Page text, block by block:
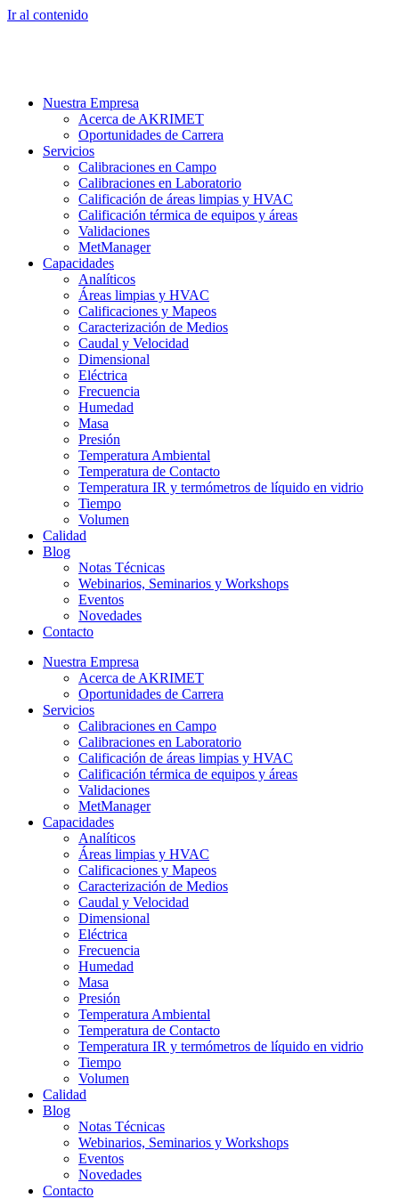
Ir al contenido
Nuestra Empresa
Acerca de AKRIMET
Oportunidades de Carrera
Servicios
Calibraciones en Campo
Calibraciones en Laboratorio
Calificación de áreas limpias y HVAC
Calificación térmica de equipos y áreas
Validaciones
MetManager
Capacidades
Analíticos
Áreas limpias y HVAC
Calificaciones y Mapeos
Caracterización de Medios
Caudal y Velocidad
Dimensional
Eléctrica
Frecuencia
Humedad
Masa
Presión
Temperatura Ambiental
Temperatura de Contacto
Temperatura IR y termómetros de líquido en vidrio
Tiempo
Volumen
Calidad
Blog
Notas Técnicas
Webinarios, Seminarios y Workshops
Eventos
Novedades
Contacto
Nuestra Empresa
Acerca de AKRIMET
Oportunidades de Carrera
Servicios
Calibraciones en Campo
Calibraciones en Laboratorio
Calificación de áreas limpias y HVAC
Calificación térmica de equipos y áreas
Validaciones
MetManager
Capacidades
Analíticos
Áreas limpias y HVAC
Calificaciones y Mapeos
Caracterización de Medios
Caudal y Velocidad
Dimensional
Eléctrica
Frecuencia
Humedad
Masa
Presión
Temperatura Ambiental
Temperatura de Contacto
Temperatura IR y termómetros de líquido en vidrio
Tiempo
Volumen
Calidad
Blog
Notas Técnicas
Webinarios, Seminarios y Workshops
Eventos
Novedades
Contacto